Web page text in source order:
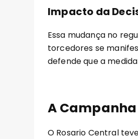
Impacto da
Essa mudança no
torcedores se
defende que a
A
O Rosario Central